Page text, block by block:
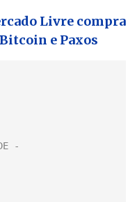
Livre compra
e Paxos